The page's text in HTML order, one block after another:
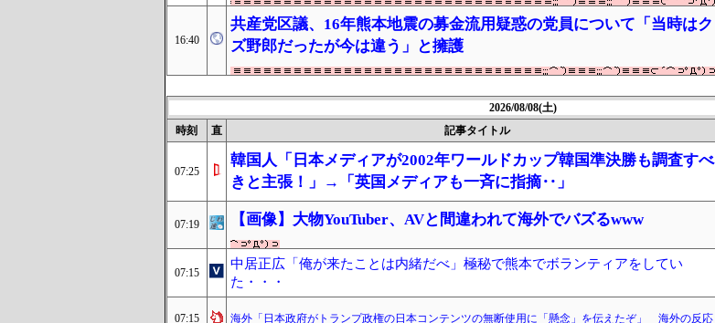
16:40
共産党区議、16年熊本地震の募金流用疑惑の党員について「当時はク
ズ野郎だったが今は違う」と擁護
2026/08/08(土)
時刻
直 記事タイトル
07:25
韓国人「日本メディアが2002年ワールドカップ韓国準決勝も調査すべ
きと主張！」→「英国メディアも一斉に指摘‥」
07:19 【画像】大物YouTuber、AVと間違われて海外でバズるwww
07:15
中居正広「俺が来たことは内緒だべ」極秘で熊本でボランティアをしてい
た・・・
07:15 海外「日本政府がトランプ政権の日本コンテンツの無断使用に「懸念」を伝えたぞ」 海外の反応